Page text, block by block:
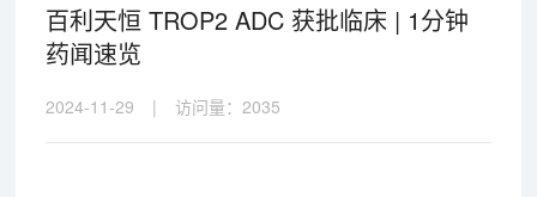
百利天恒 TROP2 ADC 获批临床 | 1分钟
药闻速览
2024-11-29 | 访问量： 2035